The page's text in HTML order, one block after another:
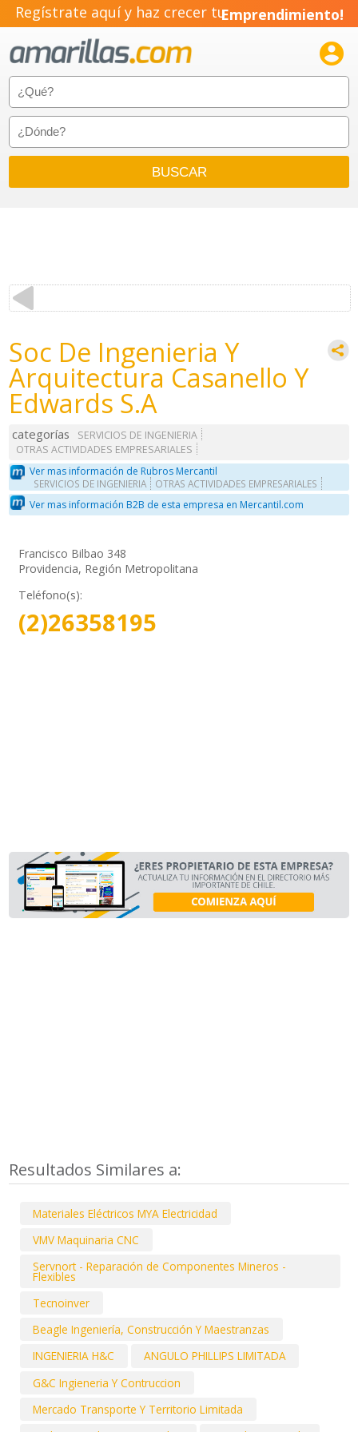
Regístrate aquí y haz crecer tuEmprendimiento!

Soc De Ingenieria Y
Arquitectura Casanello Y
Edwards S.A
categorías
SERVICIOS DE INGENIERIA
OTRAS ACTIVIDADES EMPRESARIALES
Ver mas información de Rubros Mercantil
SERVICIOS DE INGENIERIA OTRAS ACTIVIDADES EMPRESARIALES
Ver mas información B2B de esta empresa en Mercantil.com
Francisco Bilbao 348
Providencia, Región Metropolitana
Teléfono(s):
(2)26358195
Resultados Similares a:
Materiales Eléctricos MYA Electricidad
VMV Maquinaria CNC
Servnort - Reparación de Componentes Mineros -
Flexibles
Tecnoinver
Beagle Ingeniería, Construcción Y Maestranzas
INGENIERIA H&C
ANGULO PHILLIPS LIMITADA
G&C Ingieneria Y Contruccion
Mercado Transporte Y Territorio Limitada